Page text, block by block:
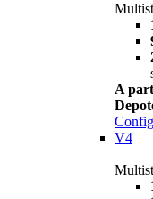
A
V4